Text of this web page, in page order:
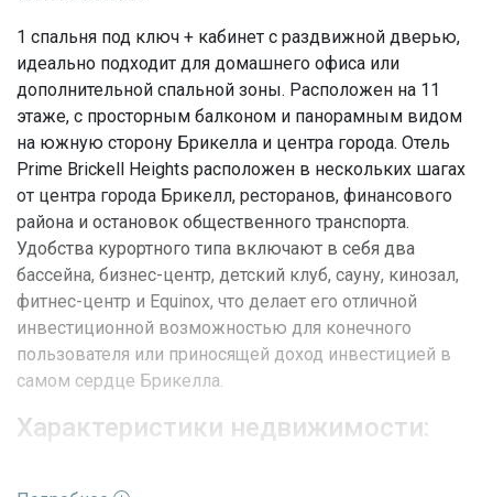
1 спальня под ключ + кабинет с раздвижной дверью,
идеально подходит для домашнего офиса или
дополнительной спальной зоны. Расположен на 11
этаже, с просторным балконом и панорамным видом
на южную сторону Брикелла и центра города. Отель
Prime Brickell Heights расположен в нескольких шагах
от центра города Брикелл, ресторанов, финансового
района и остановок общественного транспорта.
Удобства курортного типа включают в себя два
бассейна, бизнес-центр, детский клуб, сауну, кинозал,
фитнес-центр и Equinox, что делает его отличной
инвестиционной возможностью для конечного
пользователя или приносящей доход инвестицией в
самом сердце Брикелла.
Характеристики недвижимости: